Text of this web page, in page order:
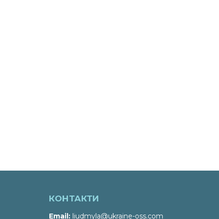
КОНТАКТИ
Email liudmyla@ukraine-oss.com